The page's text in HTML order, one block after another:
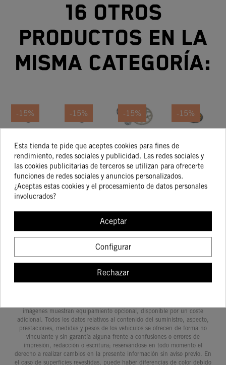
16 otros
productos en la
misma categoría:
-15%
13/49 KTM
450 SX-F
2020
121,00 €
102,85 €
-15%
TRANSMISIÓN
13/46 KTM
85 SX 17/14
2018-2020
103,58 €
88,04 €
COMPRAR
-15%
13/50 KTM
125/250/300/500
XC
149,56 €
127,12 €
-15%
TRANSMISIÓN
16/42 KTM
250/300/500
EXC 16-17
157,91 €
134,22 €
imágenes muestran equipamiento opcional, disponible por un coste
adicional. Todos los datos relativos al contenido del suministro, aspecto,
prestaciones, medidas y pesos de los vehículos se ofrecen de forma no
vinculante y sin garantía alguna frente a confusiones o errores de
impresión, redacción o escritura; reservándose en todo momento el
derecho a realizar cambios en la presente información sin aviso previo. En
el caso de superficies revestidas, puede haber diferencias de color debido
Esta tienda te pide que aceptes cookies para fines de
rendimiento, redes sociales y publicidad. Las redes sociales y
las cookies publicitarias de terceros se utilizan para ofrecerte
funciones de redes sociales y anuncios personalizados.
¿Aceptas estas cookies y el procesamiento de datos personales
involucrados?
Aceptar
Configurar
Rechazar